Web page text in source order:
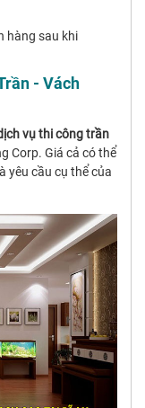
hàng sau khi
- Vách
vụ thi công trần
Corp. Giá cả có thể
yêu cầu cụ thể của